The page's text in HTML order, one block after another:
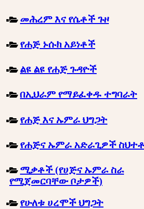
መሕረም እና የሴቶች ጉዞ
የሐጅ ኑሱክ አይነቶች
ልዩ ልዩ የሐጅ ጉዳዮች
በኢህራም የማይፈቀዱ ተግባራት
የሐጅ እና ኡምራ ህግጋት
የሐጅና ኡምራ አድራጊዎች
ሚቃቶች (የሀጅና ኡምራ ስራ
የሚጀመርባቸው ቦታዎች)
የሁለቱ ሀረሞች ህግጋት